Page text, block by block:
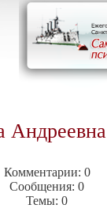
Андреевна
Комментарии: 0
Сообщения: 0
Темы: 0